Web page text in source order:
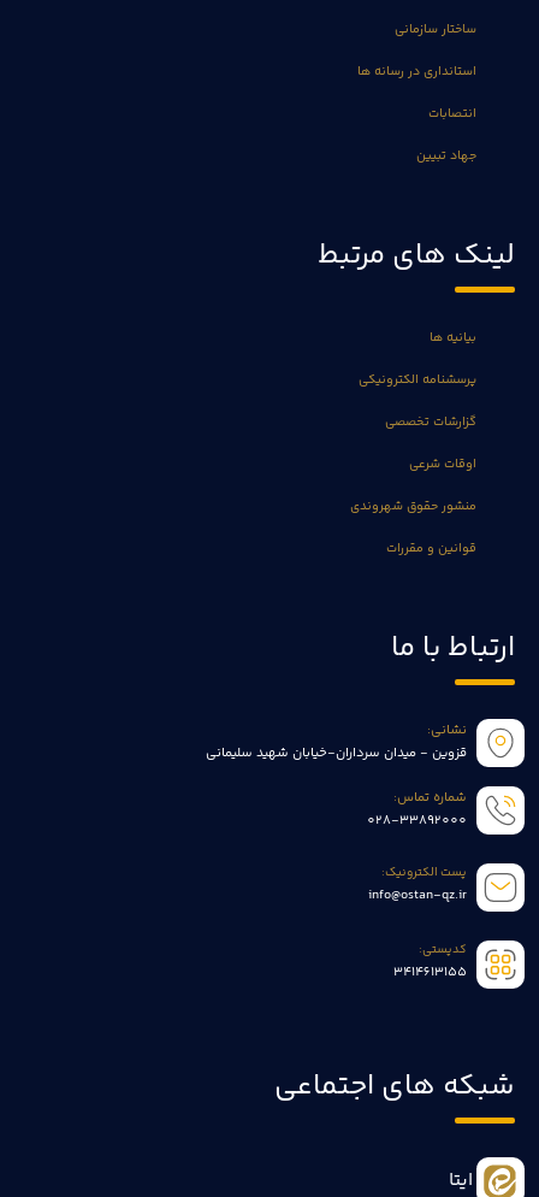
ساختار سازمانی
استانداری در رسانه ها
انتصابات
جهاد تبیین
لینک های مرتبط
بیانیه ها
پرسشنامه الکترونیکی
گزارشات تخصصی
اوقات شرعی
منشور حقوق شهروندی
قوانین و مقررات
ارتباط با ما
نشانی:
قزوین - میدان سرداران-خیابان شهید سلیمانی
شماره تماس:
028-33892000
پست الکترونیک:
info@ostan-qz.ir
کدپستی:
3414613155
شبکه های اجتماعی
ایتا